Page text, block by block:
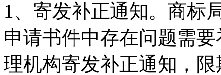
1、寄发补正通知。商标
申请书件中存在问题需
理机构寄发补正通知，